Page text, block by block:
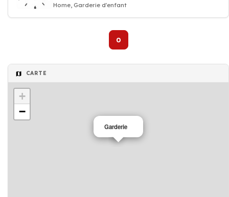
Home, Garderie d'enfant
0
CARTE
Garderie
+
−